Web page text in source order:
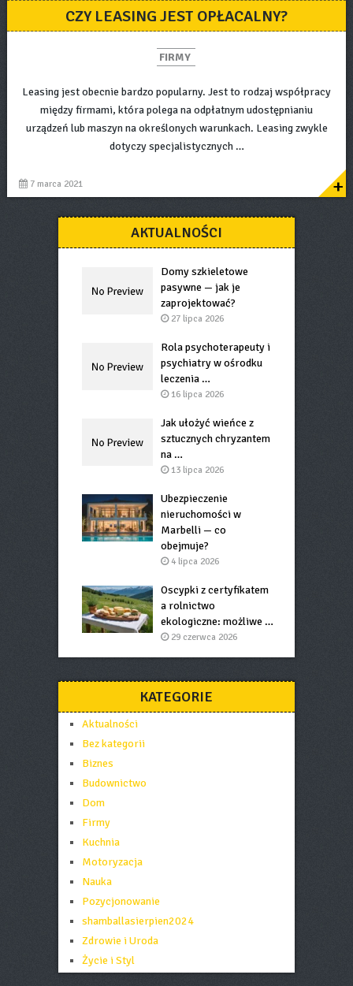
CZY LEASING JEST OPŁACALNY?
FIRMY
Leasing jest obecnie bardzo popularny. Jest to rodzaj współpracy
między firmami, która polega na odpłatnym udostępnianiu
urządzeń lub maszyn na określonych warunkach. Leasing zwykle
dotyczy specjalistycznych …
7 marca 2021 +
AKTUALNOŚCI
Domy szkieletowe
pasywne — jak je
zaprojektować?
27 lipca 2026
Rola psychoterapeuty i
psychiatry w ośrodku
leczenia …
16 lipca 2026
Jak ułożyć wieńce z
sztucznych chryzantem
na …
13 lipca 2026
Ubezpieczenie
nieruchomości w
Marbelli — co
obejmuje?
4 lipca 2026
Oscypki z certyfikatem
a rolnictwo
ekologiczne: możliwe …
29 czerwca 2026
KATEGORIE
Aktualności
Bez kategorii
Biznes
Budownictwo
Dom
Firmy
Kuchnia
Motoryzacja
Nauka
Pozycjonowanie
shamballasierpien2024
Zdrowie i Uroda
Życie i Styl